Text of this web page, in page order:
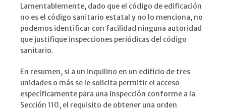
Lamentablemente, dado que el código de edificación
no es el código sanitario estatal y no lo menciona, no
podemos identificar con facilidad ninguna autoridad
que justifique inspecciones periódicas del código
sanitario.
En resumen, si a un inquilino en un edificio de tres
unidades o más se le solicita permitir el acceso
específicamente para una inspección conforme a la
Sección 110, el requisito de obtener una orden